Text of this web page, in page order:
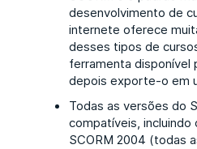
desenvolvimento de
internete oferece
desses tipos de
ferramenta disponível
depois exporte-o em
Todas as versões do
compatíveis, incluindo
SCORM 2004 (todas